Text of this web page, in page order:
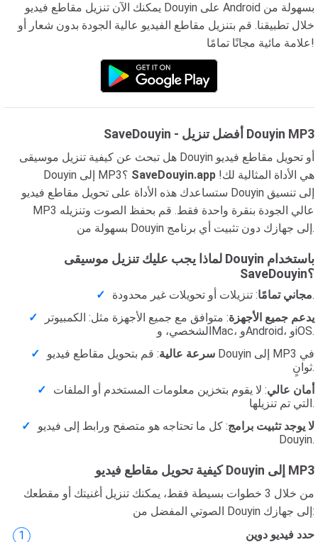
يمكنك الآن تنزيل مقاطع فيديو Douyin على Android بسهولة من
خلال تطبيقنا. قم بتنزيل مقاطع الفيديو عالية الجودة بدون شعار أو
علامة مائية مجانًا تمامًا!
SaveDouyin - أفضل تنزيل Douyin MP3
هل تبحث عن كيفية تنزيل موسيقى Douyin أو تحويل مقاطع فيديو
SaveDouyin.app
ستساعدك هذه الأداة على تحويل مقاطع فيديو Douyin إلى تنسيق
MP3 عالي الجودة بنقرة واحدة فقط. قم بحفظ الصوت وتنزيله
بسهولة من Douyin إلى جهازك دون تثبيت أي برنامج.
لماذا يجب عليك تنزيل موسيقى Douyin باستخدام
SaveDouyin؟
مجاني تمامًا: تنزيلات أو تحويلات غير محدودة.
يدعم جميع الأجهزة: متوافق مع جميع الأجهزة مثل: الكمبيوتر
الشخصي، وMac، وAndroid، وiOS.
سرعة عالية: قم بتحويل مقاطع فيديو Douyin إلى MP3 في
ثوانٍ.
أمان عالي: لا يقوم بتخزين معلومات المستخدم أو الملفات
التي تم تنزيلها.
لا يوجد تثبيت برامج: كل ما تحتاجه هو متصفح ورابط إلى فيديو
Douyin.
كيفية تحويل مقاطع فيديو Douyin إلى MP3
من خلال 3 خطوات بسيطة فقط، يمكنك تنزيل أغنيتك أو مقطعك
الصوتي المفضل من Douyin إلى جهازك:
حدد فيديو دوين